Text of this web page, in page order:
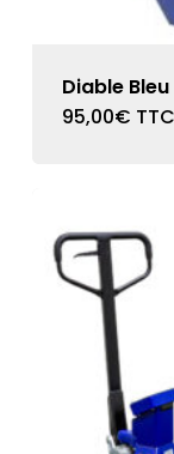
Diable
95,00€ TTC